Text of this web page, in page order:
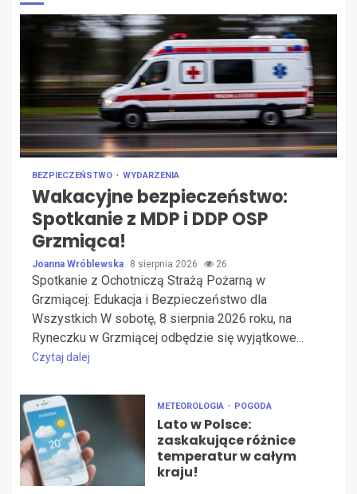
BEZPIECZEŃSTWO WYDARZENIA
Wakacyjne bezpieczeństwo:
Spotkanie z MDP i DDP OSP
Grzmiąca!
Joanna Wróblewska 8 sierpnia 2026 26
Spotkanie z Ochotniczą Strażą Pożarną w
Grzmiącej: Edukacja i Bezpieczeństwo dla
Wszystkich W sobotę, 8 sierpnia 2026 roku, na
Ryneczku w Grzmiącej odbędzie się wyjątkowe...
Czytaj dalej
METEOROLOGIA POGODA
Lato w Polsce:
zaskakujące różnice
temperatur w całym
kraju!